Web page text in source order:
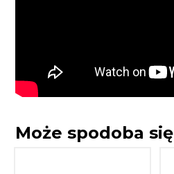
Może spodoba